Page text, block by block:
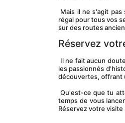
Mais il ne s'agit
régal pour tous vos
sur des routes
Réservez
les passionnés
découvertes, offrant
Qu'est-ce que tu attends? Plongez dans l'expérience fascinante de l'excursion d'une journée à Éphèse au départ de Cesme. Il est
temps de vous
Réservez votre